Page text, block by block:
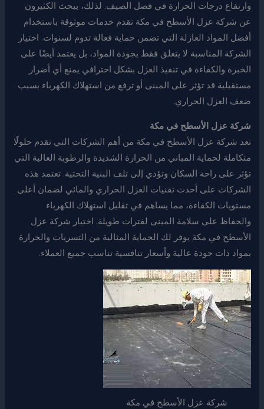
وارتفاع درجات الحرارة في فصل الصيف. لذلك، يبحث الكثيرون
عن شركة عزل الأسطح في مكة تقدم خدمات موثوقة باستخدام
أفضل المواد العازلة التي تضمن حماية فعالة تدوم لسنوات. اختيار
الشركة المناسبة لا يتعلق فقط بجودة المواد، بل يعتمد أيضًا على
الخبرة والكفاءة في تنفيذ العزل بشكل احترافي يمنع أي أضرار
مستقبلية قد تؤثر على المبنى أو ترفع من استهلاك الكهرباء بسبب
ضعف العزل الحراري.
شركة عزل الأسطح في مكة
تعد شركة عزل الأسطح في مكة من أهم الشركات التي تقدم حلولًا
متكاملة لحماية المباني من الحرارة الشديدة والرطوبة العالية التي
تؤثر على راحة السكان وتؤدي إلى تلف البنية التحتية. تعتمد هذه
الشركات على أحدث تقنيات العزل الحراري والمائي لضمان أعلى
مستويات الكفاءة، مما يساهم في تقليل استهلاك الكهرباء
والحفاظ على سلامة المبنى لفترات طويلة. اختيار شركة عزل
الأسطح في مكة يوفر لك الحماية المثالية من التسربات والحرارة
بمواد ذات جودة عالية وأسعار تنافسية تناسب جميع العملاء.
شركة عزل الأسطح في مكة